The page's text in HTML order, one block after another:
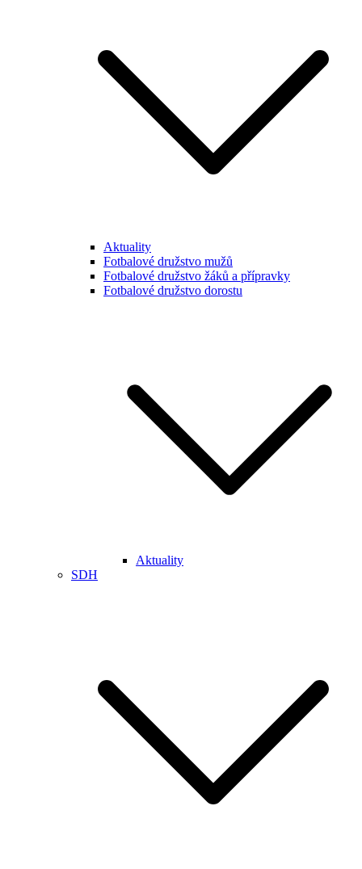
Aktuality
Fotbalové družstvo mužů
Fotbalové družstvo žáků a přípravky
Fotbalové družstvo dorostu
Aktuality
SDH